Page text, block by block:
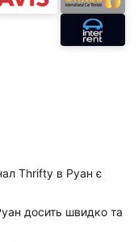
Thrifty в Руан є
досить швидко та